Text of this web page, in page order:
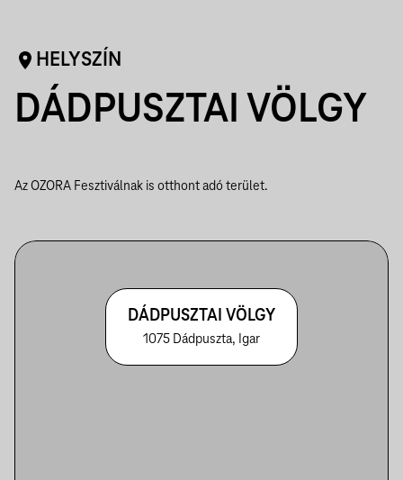
HELYSZÍN
DÁDPUSZTAI VÖLGY
Az OZORA Fesztiválnak is otthont adó terület.
DÁDPUSZTAI VÖLGY
1075 Dádpuszta, Igar